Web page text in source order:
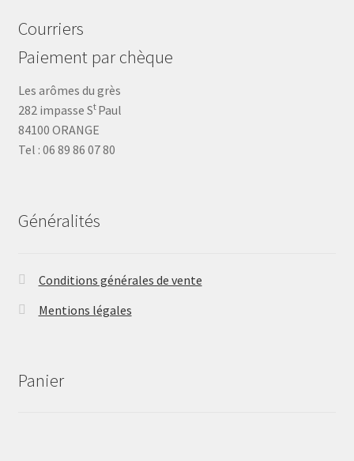
Courriers
Paiement par chèque
Les arômes du grès
282 impasse St Paul
84100 ORANGE
Tel : 06 89 86 07 80
Généralités
Conditions générales de vente
Mentions légales
Panier